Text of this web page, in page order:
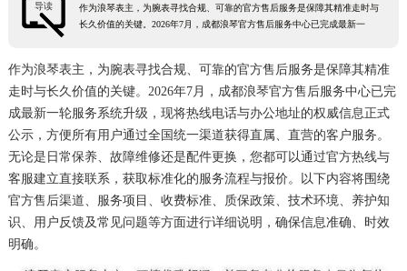
徐州市鼓楼区淮海东路29号苏宁广场IFC国际金融中心35层3508室（需提前预约）
盐城市盐都区世纪大道5号盐城金融城写字楼1号楼16层1604室（需提前预约）
泰州市海陵区永定东路399号置地商务中心东塔（华润万象城）17层1706室（需提前预约）
杭州市上城区钱江路1366号华润大厦A座5层503-5室（需提前预约）
金华市金东区东市南街777号金华万达广场4号楼22楼2209室（需提前预约）
绍兴市越城区胜利东路379号世茂天际中心写字楼8层805室（需提前预约）
导读
作为浪琴表主，为腕表寻找合规、可靠的官方售后服务是保障其精准走时与
长久价值的关键。2026年7月，成都浪琴官方售后服务中心已完成最新一
作为浪琴表主，为腕表寻找合规、可靠的官方售后服务是保障其精准
走时与长久价值的关键。2026年7月，成都浪琴官方售后服务中心已完
成最新一轮服务系统升级，现将热线电话与办公地址的权威信息正式
公示，方便所有用户通过全国统一渠道获得直属、直营的客户服务。
无论是日常保养、故障维修还是配件更换，您都可以通过官方热线与
客服建立直接联系，获取标准化的服务流程与报价。以下内容将围绕
官方售后渠道、服务项目、收费标准、质保政策、技术环境、养护知
识、用户反馈及常见问题等方面进行详细说明，确保信息准确、时效
明确。